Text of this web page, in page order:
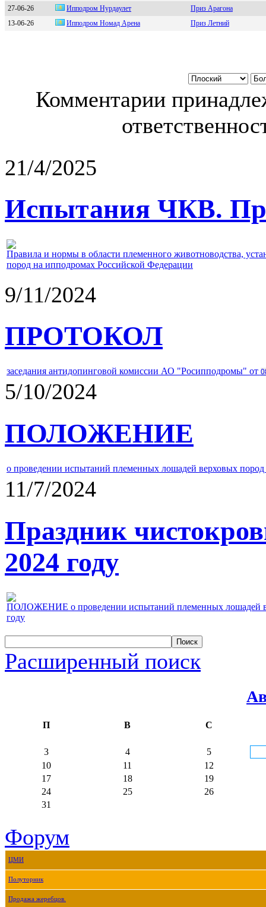
27-06-26
Ипподpом Hуpдaулeт
Приз Арагона
13-06-26
Иппoдрoм Нoмад Aрена Приз Летний
Комментарии
21/4/2025
Испытания ЧКВ.
Правила и нормы в области племенного животноводства,
пород на ипподромах Российской Федерации
9/11/2024
ПРОТОКОЛ
заседания антидопинговой комиссии АО "Росипподромы" от
5/10/2024
ПОЛОЖЕНИЕ
о проведении испытаний племенных лошадей верховых
11/7/2024
Праздник
2024 году
ПОЛОЖЕНИЕ о проведении испытаний племенных лошадей
году
Расширенный поиск
П В С
3 4
5
10
11
12
17
18
19
24
25
26
31
Форум
ЦМИ
Полуторник
Продажа жеребцов.